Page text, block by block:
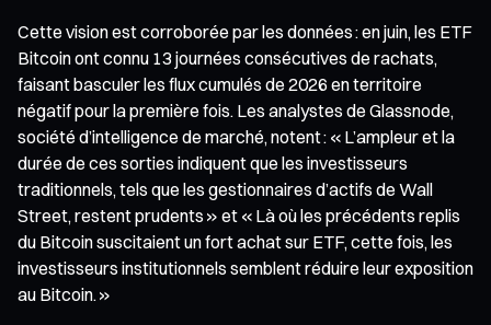
Cette vision est corroborée par les données : en juin, les ETF
Bitcoin ont connu 13 journées consécutives de rachats,
faisant basculer les flux cumulés de 2026 en territoire
négatif pour la première fois. Les analystes de Glassnode,
société d’intelligence de marché, notent : « L’ampleur et la
durée de ces sorties indiquent que les investisseurs
traditionnels, tels que les gestionnaires d’actifs de Wall
Street, restent prudents » et « Là où les précédents replis
du Bitcoin suscitaient un fort achat sur ETF, cette fois, les
investisseurs institutionnels semblent réduire leur exposition
au Bitcoin. »